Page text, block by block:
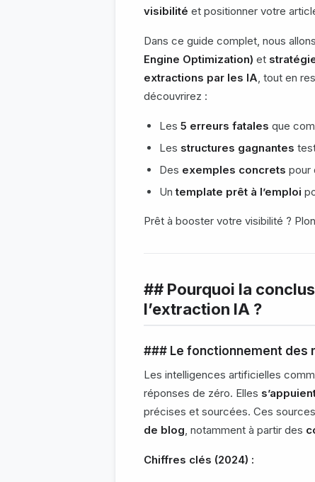
visibilité et positionner votre
Dans ce guide complet, nous
Engine Optimization) et
extractions par les IA, tout en
découvrirez :
Les 5 erreurs fatales que
Les structures gagnantes
Des exemples concrets pour
Untemplate prêt à l’emploi
Prêt à booster votre visibilité ?
## Pourquoi la
l’extraction IA ?
### Le fonctionnement des
Les intelligences artificielles
réponses de zéro. Elles
précises et sourcées. Ces
de blog, notamment à partir des
Chiffres clés (2024) :